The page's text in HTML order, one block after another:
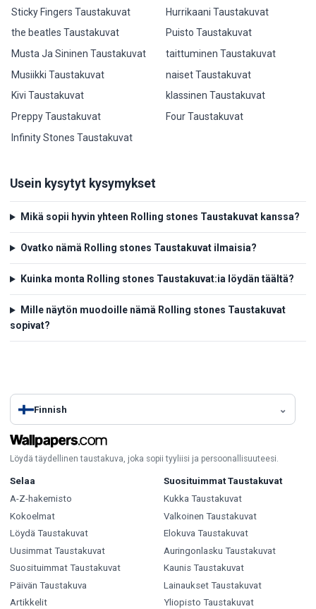
Sticky Fingers Taustakuvat
the beatles Taustakuvat
Musta Ja Sininen Taustakuvat
Musiikki Taustakuvat
Kivi Taustakuvat
Preppy Taustakuvat
Infinity Stones Taustakuvat
Hurrikaani Taustakuvat
Puisto Taustakuvat
taittuminen Taustakuvat
naiset Taustakuvat
klassinen Taustakuvat
Four Taustakuvat
Usein kysytyt kysymykset
Mikä sopii hyvin yhteen Rolling stones Taustakuvat kanssa?
Ovatko nämä Rolling stones Taustakuvat ilmaisia?
Kuinka monta Rolling stones Taustakuvat:ia löydän täältä?
Mille näytön muodoille nämä Rolling stones Taustakuvat
sopivat?
Finnish
Löydä täydellinen taustakuva, joka sopii tyyliisi ja persoonallisuuteesi.
Selaa
A-Z-hakemisto
Kokoelmat
Löydä Taustakuvat
Uusimmat Taustakuvat
Suosituimmat Taustakuvat
Päivän Taustakuva
Artikkelit
Suosituimmat Taustakuvat
Kukka Taustakuvat
Valkoinen Taustakuvat
Elokuva Taustakuvat
Auringonlasku Taustakuvat
Kaunis Taustakuvat
Lainaukset Taustakuvat
Yliopisto Taustakuvat